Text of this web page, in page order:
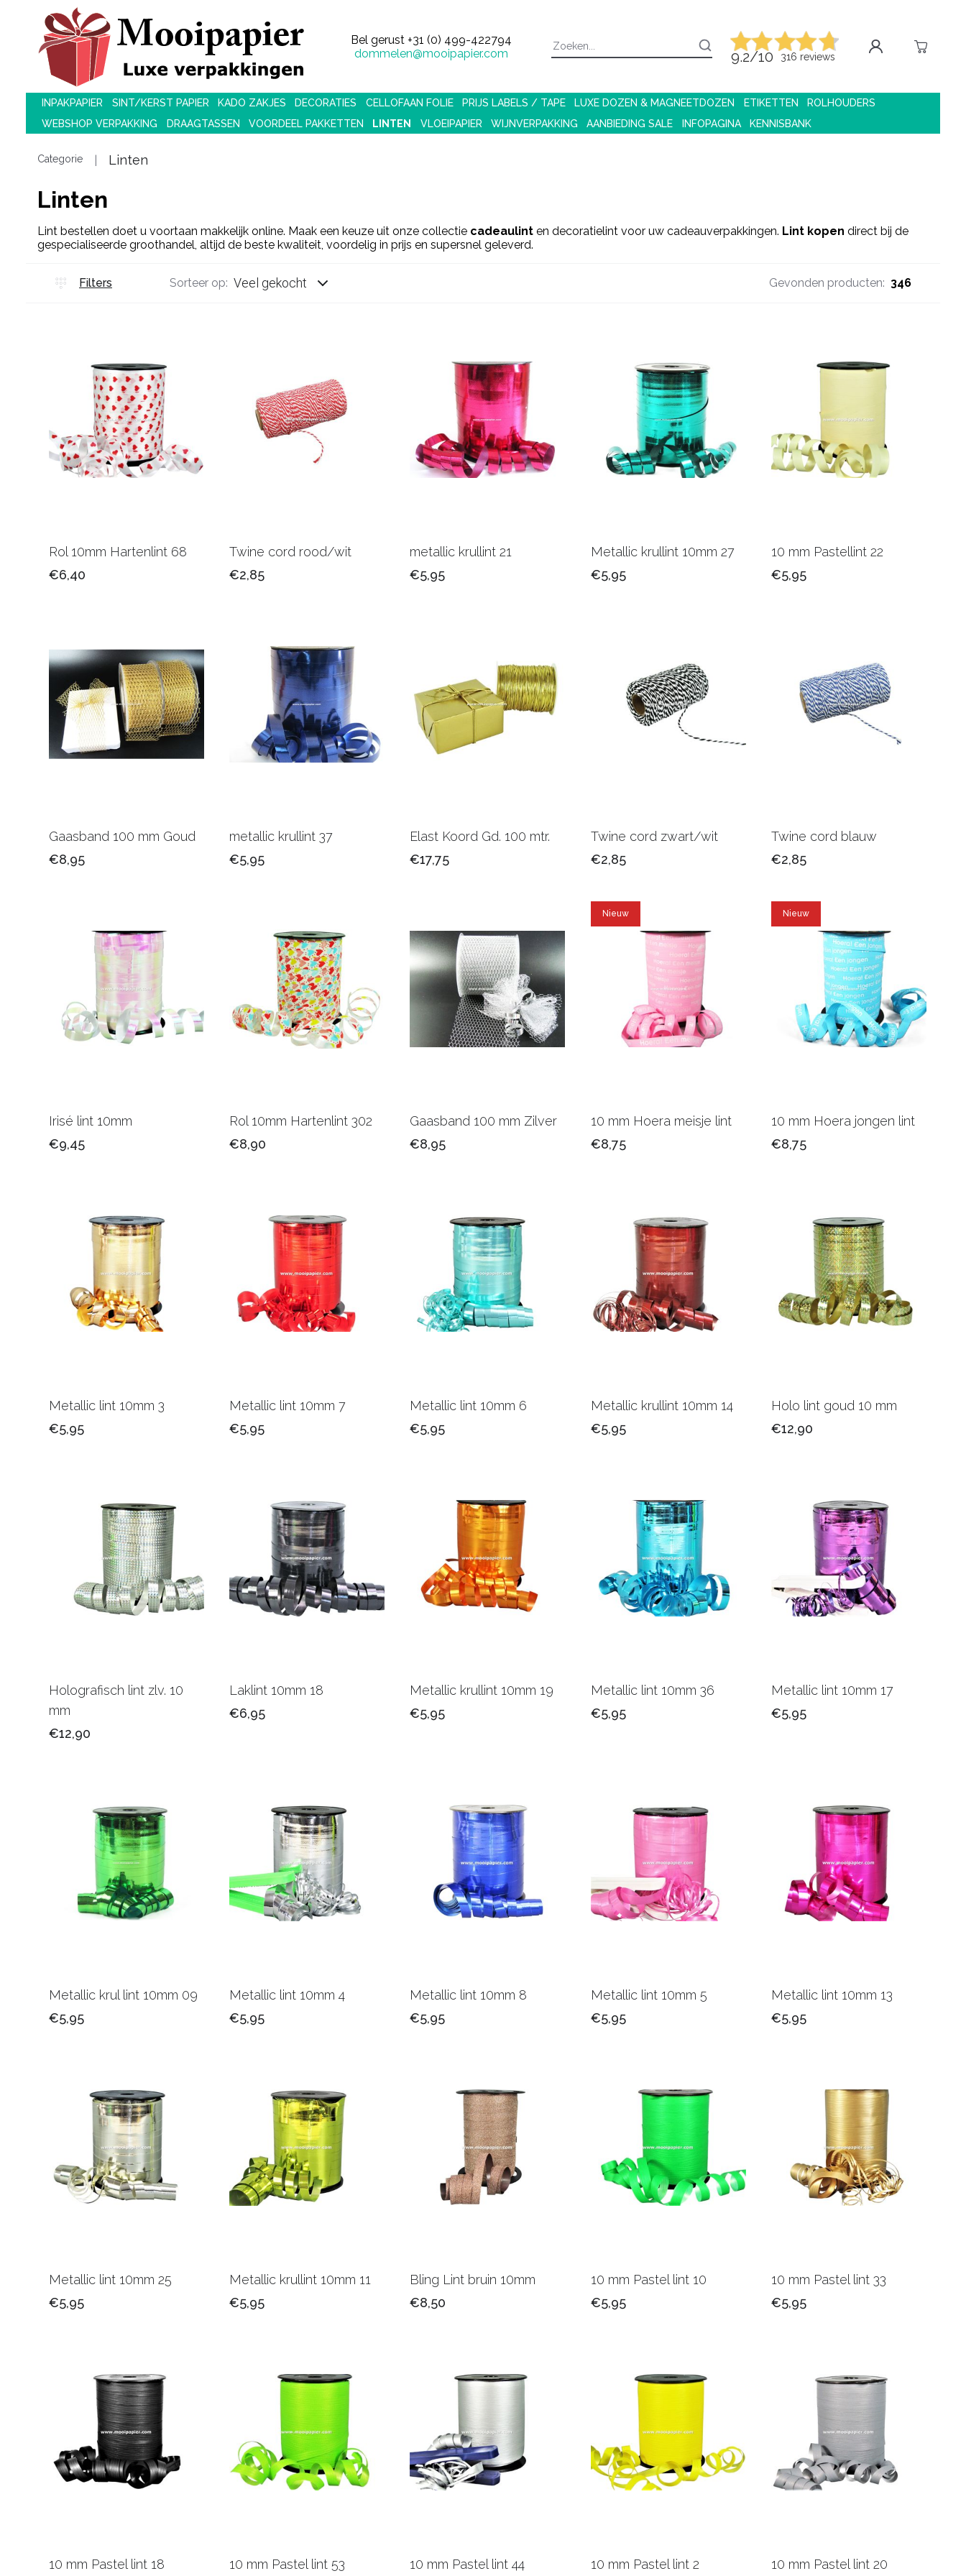
Bel gerust +31 (0) 499-422794
dommelen@mooipapier.com
9.2/10 316 reviews
INPAKPAPIER SINT/KERST PAPIER KADO ZAKJES DECORATIES CELLOFAAN FOLIE PRIJS LABELS / TAPE LUXE DOZEN & MAGNEETDOZEN ETIKETTEN
ROLHOUDERS
WEBSHOP VERPAKKING
DRAAGTASSEN VOORDEEL PAKKETTEN LINTEN VLOEIPAPIER WIJNVERPAKKING AANBIEDING SALE INFOPAGINA KENNISBANK
Categorie Linten
Linten
Lint bestellen doet u voortaan makkelijk online. Maak een keuze uit onze collectie cadeaulint en decoratielint voor uw cadeauverpakkingen. Lint kopen direct bij de
gespecialiseerde groothandel, altijd de beste kwaliteit, voordelig in prijs en supersnel geleverd.
Filters Sorteer op: Veel gekocht Gevonden producten: 346
Rol 10mm Hartenlint 68
€6,40
Twine cord rood/wit
€2,85
metallic krullint 21
€5,95
Metallic krullint 10mm 27
€5,95
10 mm Pastellint 22
€5,95
Gaasband 100 mm Goud
€8,95
metallic krullint 37
€5,95
Elast Koord Gd. 100 mtr.
€17,75
Twine cord zwart/wit
€2,85
Twine cord blauw
€2,85
Irisé lint 10mm
€9,45
Rol 10mm Hartenlint 302
€8,90
Gaasband 100 mm Zilver
€8,95
Nieuw
10 mm Hoera meisje lint
€8,75
Nieuw
10 mm Hoera jongen lint
€8,75
Metallic lint 10mm 3
€5,95
Metallic lint 10mm 7
€5,95
Metallic lint 10mm 6
€5,95
Metallic krullint 10mm 14
€5,95
Holo lint goud 10 mm
€12,90
Holografisch lint zlv. 10
mm
€12,90
Laklint 10mm 18
€6,95
Metallic krullint 10mm 19
€5,95
Metallic lint 10mm 36
€5,95
Metallic lint 10mm 17
€5,95
Metallic krul lint 10mm 09
€5,95
Metallic lint 10mm 4
€5,95
Metallic lint 10mm 8
€5,95
Metallic lint 10mm 5
€5,95
Metallic lint 10mm 13
€5,95
Metallic lint 10mm 25
€5,95
Metallic krullint 10mm 11
€5,95
Bling Lint bruin 10mm
€8,50
10 mm Pastel lint 10
€5,95
10 mm Pastel lint 33
€5,95
10 mm Pastel lint 18 10 mm Pastel lint 53 10 mm Pastel lint 44 10 mm Pastel lint 2 10 mm Pastel lint 20